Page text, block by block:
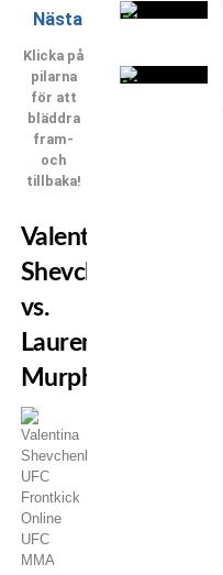
Nästa
Klicka på
pilarna
för att
bläddra
fram-
och
tillbaka!
Valentina
Shevchenko
vs.
Lauren
Murphy